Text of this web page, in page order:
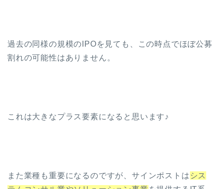
過去の同様の規模のIPOを見ても、この時点でほぼ公募
割れの可能性はありません。
これは大きなプラス要素になると思います♪
また業種も重要になるのですが、サインポストは シス